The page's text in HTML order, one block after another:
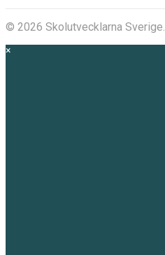
© 2026 Skolutvecklarna Sverige.
×